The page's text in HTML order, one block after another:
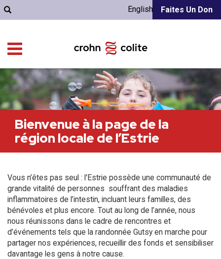
Faites Un Don
English
Bienvenue à la page de la
région locale de l’Estrie
Vous n’êtes pas seul : l'Estrie possède une communauté de
grande vitalité de personnes souffrant des maladies
inflammatoires de l’intestin, incluant leurs familles, des
bénévoles et plus encore. Tout au long de l’année, nous
nous réunissons dans le cadre de rencontres et
d’événements tels que la randonnée Gutsy en marche pour
partager nos expériences, recueillir des fonds et sensibiliser
davantage les gens à notre cause.